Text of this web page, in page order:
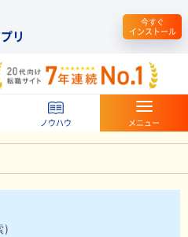
リ
今すぐ
インストール
ノウハウ メニュー
)